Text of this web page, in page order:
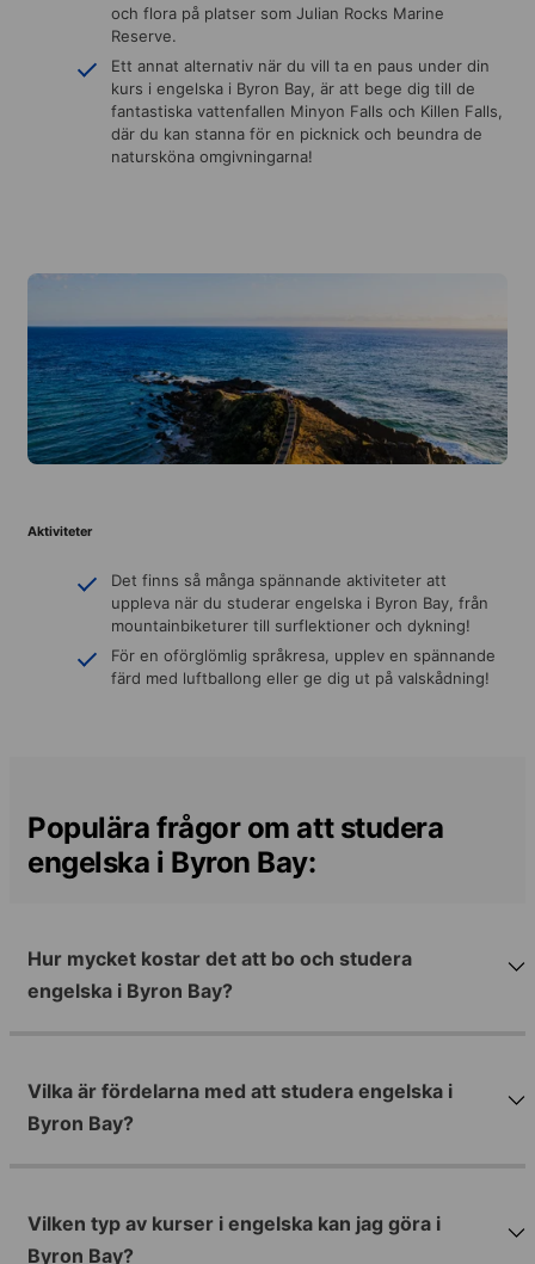
och flora på platser som Julian Rocks Marine
Reserve.
Ett annat alternativ när du vill ta en paus under din
kurs i engelska i Byron Bay, är att bege dig till de
fantastiska vattenfallen Minyon Falls och Killen Falls,
där du kan stanna för en picknick och beundra de
natursköna omgivningarna!
Aktiviteter
Det finns så många spännande aktiviteter att
uppleva när du studerar engelska i Byron Bay, från
mountainbiketurer till surflektioner och dykning!
För en oförglömlig språkresa, upplev en spännande
färd med luftballong eller ge dig ut på valskådning!
Populära frågor om att studera
engelska i Byron Bay:
Hur mycket kostar det att bo och studera
engelska i Byron Bay?
Vilka är fördelarna med att studera engelska i
Byron Bay?
Vilken typ av kurser i engelska kan jag göra i
Byron Bay?